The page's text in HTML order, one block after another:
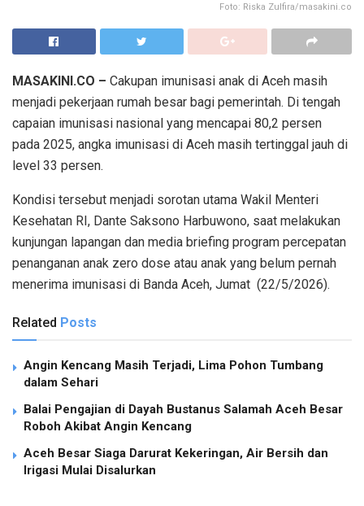
Foto: Riska Zulfira/masakini.co
MASAKINI.CO – Cakupan imunisasi anak di Aceh masih
menjadi pekerjaan rumah besar bagi pemerintah. Di tengah
capaian imunisasi nasional yang mencapai 80,2 persen
pada 2025, angka imunisasi di Aceh masih tertinggal jauh di
level 33 persen.
Kondisi tersebut menjadi sorotan utama Wakil Menteri
Kesehatan RI, Dante Saksono Harbuwono, saat melakukan
kunjungan lapangan dan media briefing program percepatan
penanganan anak zero dose atau anak yang belum pernah
menerima imunisasi di Banda Aceh, Jumat (22/5/2026).
Related Posts
Angin Kencang Masih Terjadi, Lima Pohon Tumbang
dalam Sehari
Balai Pengajian di Dayah Bustanus Salamah Aceh Besar
Roboh Akibat Angin Kencang
Aceh Besar Siaga Darurat Kekeringan, Air Bersih dan
Irigasi Mulai Disalurkan